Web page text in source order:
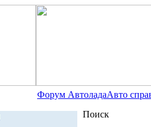
Форум АвтоладаАвто
Поиск